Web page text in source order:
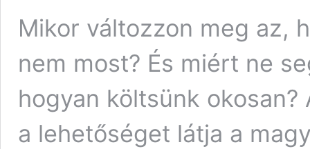
Mikor változzon meg az,
nem most? És miért ne
hogyan költsünk
a lehetőséget látja a